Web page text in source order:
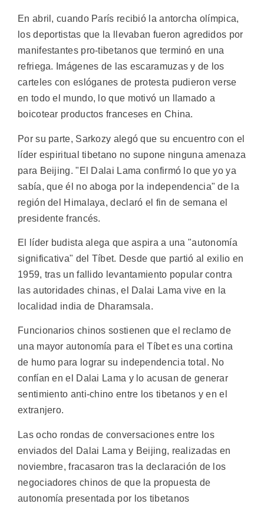
En abril, cuando París recibió la antorcha olímpica,
los deportistas que la llevaban fueron agredidos por
manifestantes pro-tibetanos que terminó en una
refriega. Imágenes de las escaramuzas y de los
carteles con eslóganes de protesta pudieron verse
en todo el mundo, lo que motivó un llamado a
boicotear productos franceses en China.
Por su parte, Sarkozy alegó que su encuentro con el
líder espiritual tibetano no supone ninguna amenaza
para Beijing. "El Dalai Lama confirmó lo que yo ya
sabía, que él no aboga por la independencia" de la
región del Himalaya, declaró el fin de semana el
presidente francés.
El líder budista alega que aspira a una "autonomía
significativa" del Tíbet. Desde que partió al exilio en
1959, tras un fallido levantamiento popular contra
las autoridades chinas, el Dalai Lama vive en la
localidad india de Dharamsala.
Funcionarios chinos sostienen que el reclamo de
una mayor autonomía para el Tíbet es una cortina
de humo para lograr su independencia total. No
confían en el Dalai Lama y lo acusan de generar
sentimiento anti-chino entre los tibetanos y en el
extranjero.
Las ocho rondas de conversaciones entre los
enviados del Dalai Lama y Beijing, realizadas en
noviembre, fracasaron tras la declaración de los
negociadores chinos de que la propuesta de
autonomía presentada por los tibetanos